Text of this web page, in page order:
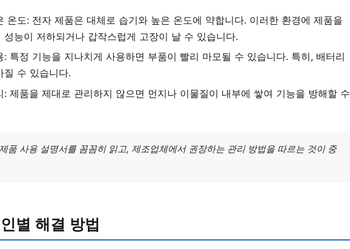
온도: 전자 제품은 대체로 습기와 높은 온도에 약합니다. 이러한 환경에 제품을
성능이 저하되거나 갑작스럽게 고장이 날 수 있습니다.
: 특정 기능을 지나치게 사용하면 부품이 빨리 마모될 수 있습니다. 특히, 배터리
질 수 있습니다.
: 제품을 제대로 관리하지 않으면 먼지나 이물질이 내부에 쌓여 기능을 방해할 수
품 사용 설명서를 꼼꼼히 읽고, 제조업체에서 권장하는 관리 방법을 따르는 것이 중
별 해결 방법